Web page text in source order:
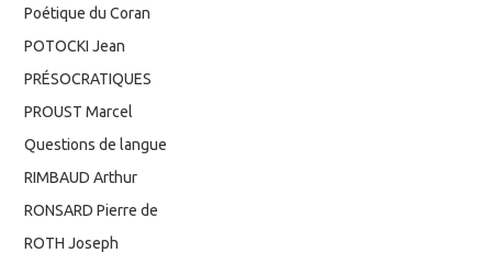
Poétique du Coran
POTOCKI Jean
PRÉSOCRATIQUES
PROUST Marcel
Questions de langue
RIMBAUD Arthur
RONSARD Pierre de
ROTH Joseph